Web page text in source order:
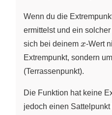
Wenn du die
ermittelst und ein
sich bei deinem x
x-Wert
Extrempunkt, sondern
(Terrassenpunkt).
Die Funktion hat keine
jedoch einen Sattelpunkt